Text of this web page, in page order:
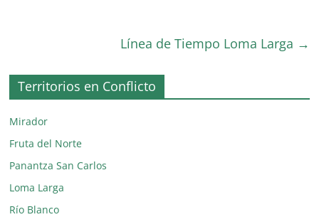
Línea de Tiempo Loma Larga →
Territorios en Conflicto
Mirador
Fruta del Norte
Panantza San Carlos
Loma Larga
Río Blanco